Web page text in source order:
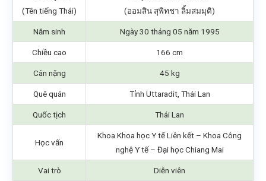
(Tên tiếng Thái)
(ออมสิน สุพิทชา ลิ้มสมมุติ)
Năm sinh Ngày 30 tháng 05 năm 1995
Chiều cao 166 cm
Cân nặng 45 kg
Quê quán Tỉnh Uttaradit, Thái Lan
Quốc tịch Thái Lan
Học vấn
Khoa Khoa học Y tế Liên kết – Khoa Công
nghệ Y tế – Đại học Chiang Mai
Vai trò Diễn viên